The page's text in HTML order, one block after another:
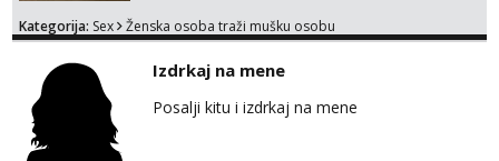
trazim puno samo malo njeznosti i
poljupce po tijelu koji me jako
pale,obozavam kad muskarac preuzme
kontrolu . javi se :) Klikni na link ispod i nadji
Kategorija: Sex Ženska osoba traži mušku osobu
Izdrkaj na mene
Posalji kitu i izdrkaj na mene